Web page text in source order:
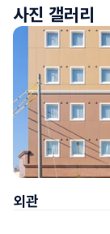
사진 갤러리
외관